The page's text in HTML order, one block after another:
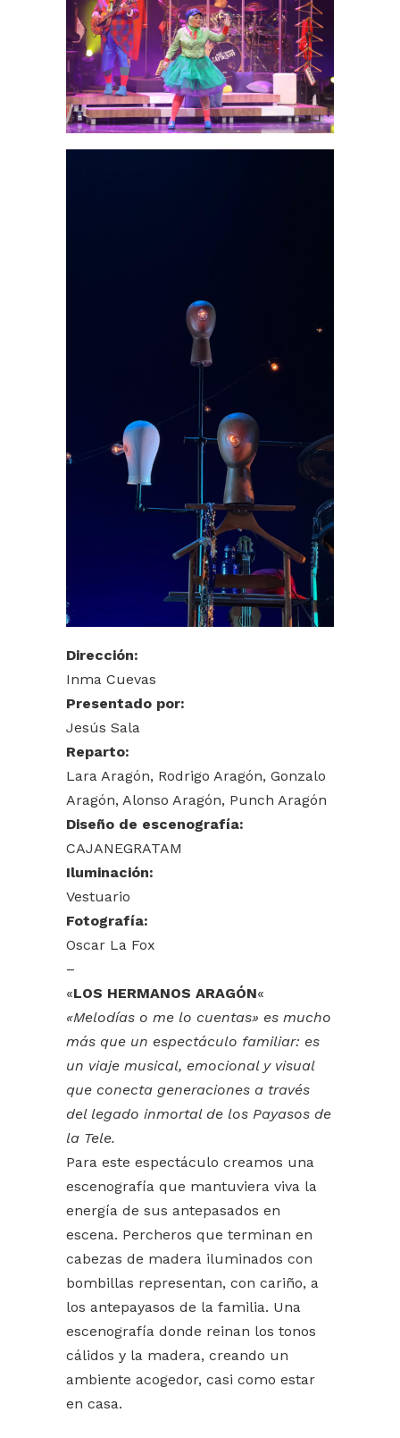
Dirección:
Inma Cuevas
Presentado por:
Jesús Sala
Reparto:
Lara Aragón, Rodrigo Aragón, Gonzalo
Aragón, Alonso Aragón, Punch Aragón
Diseño de escenografía:
CAJANEGRATAM
Iluminación:
Vestuario
Fotografía:
Oscar La Fox
–
«LOS HERMANOS ARAGÓN«
«Melodías o me lo cuentas» es mucho
más que un espectáculo familiar: es
un viaje musical, emocional y visual
que conecta generaciones a través
del legado inmortal de los Payasos de
la Tele.
Para este espectáculo creamos una
escenografía que mantuviera viva la
energía de sus antepasados en
escena. Percheros que terminan en
cabezas de madera iluminados con
bombillas representan, con cariño, a
los antepayasos de la familia. Una
escenografía donde reinan los tonos
cálidos y la madera, creando un
ambiente acogedor, casi como estar
en casa.